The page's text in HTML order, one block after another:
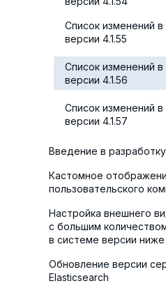
Список изменений
версии 4.1.55
Список изменений
версии 4.1.56
Список изменений
версии 4.1.57
Введение в
Кастомное
пользовательского
Настройка внешнего
с большим
в системе версии ниже
Обновление версии
Elasticsearch